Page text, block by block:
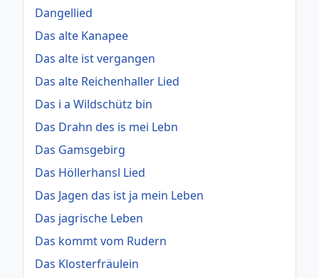
Dangellied
Das alte Kanapee
Das alte ist vergangen
Das alte Reichenhaller Lied
Das i a Wildschütz bin
Das Drahn des is mei Lebn
Das Gamsgebirg
Das Höllerhansl Lied
Das Jagen das ist ja mein Leben
Das jagrische Leben
Das kommt vom Rudern
Das Klosterfräulein